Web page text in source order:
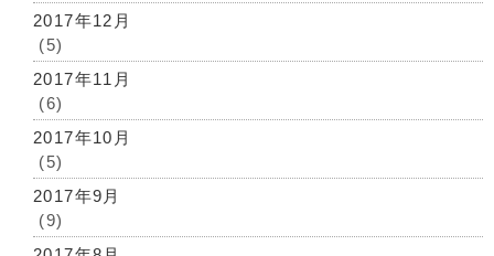
2017年12月
(5)
2017年11月
(6)
2017年10月
(5)
2017年9月
(9)